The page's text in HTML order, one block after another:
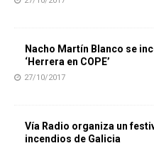
Nacho Martín Blanco se
‘Herrera en COPE’
27/10/2017
Vía Radio organiza un
incendios de Galicia